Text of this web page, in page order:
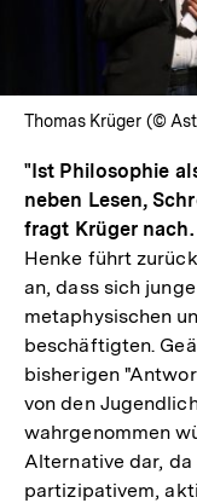
Thomas Krüger (©
"Ist Philosophie
neben Lesen,
fragt Krüger nach.
Henke führt
an, dass sich
metaphysischen
beschäftigten.
bisherigen
von den
wahrgenommen
Alternative dar, da
partizipativem,